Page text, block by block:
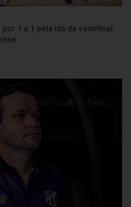
1 a 1 pela ida da semifinal